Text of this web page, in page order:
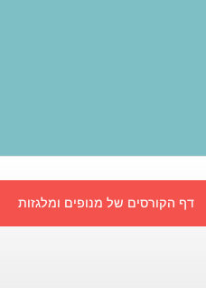
דף הקורסים של מנופים ומלגזות